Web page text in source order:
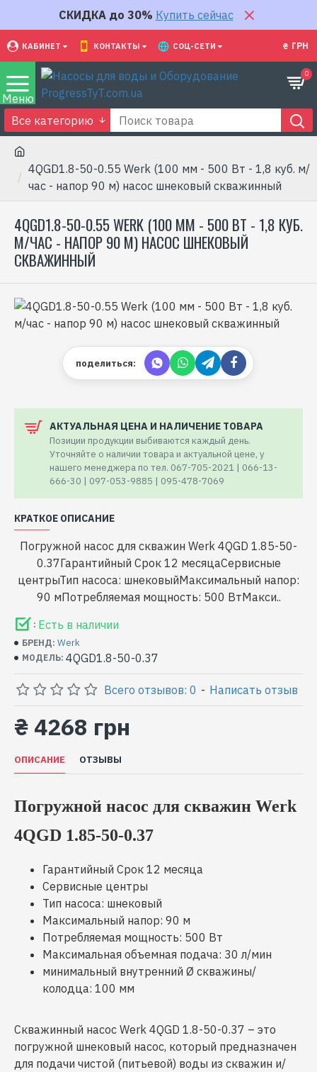
СКИДКА до 30% Купить сейчас
КАБИНЕТ КОНТАКТЫ СОЦ-СЕТИ ₴ ГРН
0
Все категорию
4QGD1.8-50-0.55 Werk (100 мм - 500 Вт - 1,8 куб. м/
час - напор 90 м) насос шнековый скважинный
4QGD1.8-50-0.55 WERK (100 ММ - 500 ВТ - 1,8 КУБ.
М/ЧАС - НАПОР 90 М) НАСОС ШНЕКОВЫЙ
СКВАЖИННЫЙ
поделиться:
АКТУАЛЬНАЯ ЦЕНА И НАЛИЧЕНИЕ ТОВАРА
Позиции продукции выбиваются каждый день.
Уточняйте о наличии товара и актуальной цене, у
нашего менеджера по тел. 067-705-2021 | 066-13-
666-30 | 097-053-9885 | 095-478-7069
КРАТКОЕ ОПИСАНИЕ
Погружной насос для скважин Werk 4QGD 1.85-50-
0.37Гарантийный Срок 12 месяцаCервисные
центрыТип насоса: шнековыйМаксимальный напор:
90 мПотребляемая мощность: 500 ВтМакси..
: Есть в наличии
БРЕНД: Werk
МОДЕЛЬ: 4QGD1.8-50-0.37
Всего отзывов: 0 - Написать отзыв
₴ 4268 грн
ОПИСАНИЕ ОТЗЫВЫ
Погружной насос для скважин Werk
4QGD 1.85-50-0.37
Гарантийный Срок 12 месяца
Cервисные центры
Тип насоса: шнековый
Максимальный напор: 90 м
Потребляемая мощность: 500 Вт
Максимальная объемная подача: 30 л/мин
минимальный внутренний Ø скважины/
колодца: 100 мм
Скважинный насос Werk 4QGD 1.8-50-0.37 – это
погружной шнековый насос, который предназначен
для подачи чистой (питьевой) воды из скважин и/